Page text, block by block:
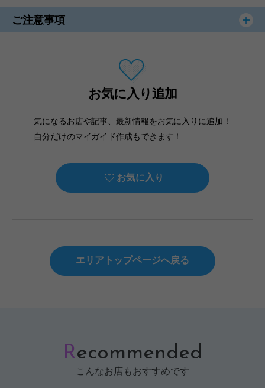
ご注意事項
お気に入り追加
気になるお店や記事、最新情報をお気に入りに追加！
自分だけのマイガイド作成もできます！
お気に入り
エリアトップページへ戻る
Recommended
こんなお店もおすすめです